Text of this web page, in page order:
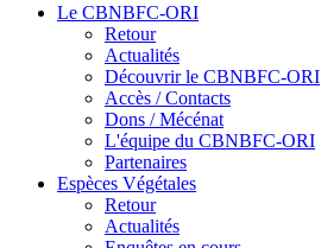
Le CBNBFC-ORI
Retour
Actualités
Découvrir le CBNBFC-ORI
Accès / Contacts
Dons / Mécénat
L'équipe du CBNBFC-ORI
Partenaires
Espèces Végétales
Retour
Actualités